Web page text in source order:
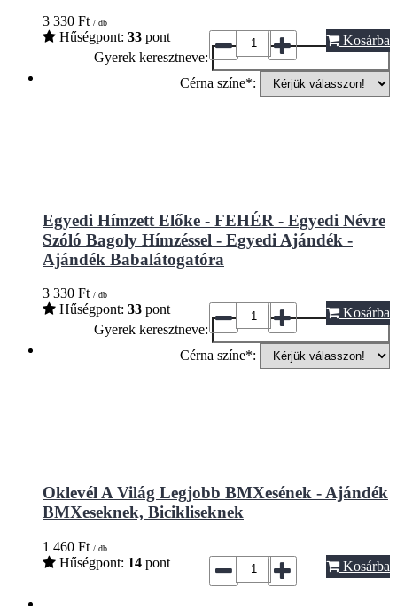
3 330 Ft / db
Hűségpont: 33 pont
Gyerek keresztneve:
Cérna színe*:
Kosárba
Egyedi Hímzett Előke - FEHÉR - Egyedi Névre
Szóló Bagoly Hímzéssel - Egyedi Ajándék -
Ajándék Babalátogatóra
3 330 Ft / db
Hűségpont: 33 pont
Gyerek keresztneve:
Cérna színe*:
Kosárba
Oklevél A Világ Legjobb BMXesének - Ajándék
BMXeseknek, Bicikliseknek
1 460 Ft / db
Hűségpont: 14 pont Kosárba